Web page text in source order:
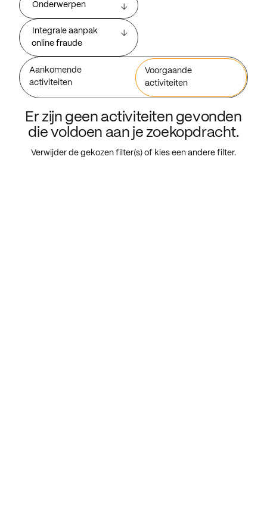
Onderwerpen
Integrale aanpak
online fraude
Aankomende
activiteiten
Voorgaande
activiteiten
Er zijn geen activiteiten gevonden
die voldoen aan je zoekopdracht.
Verwijder de gekozen filter(s) of kies een andere filter.